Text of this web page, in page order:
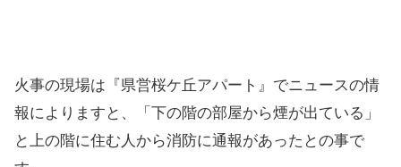
火事の現場は『県営桜ケ丘アパート』でニュースの情
報によりますと、「下の階の部屋から煙が出ている」
と上の階に住む人から消防に通報があったとの事で